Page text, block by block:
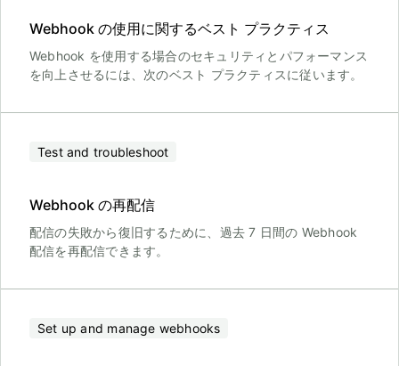
Webhook の使用に関するベスト プラクティス
Webhook を使用する場合のセキュリティとパフォーマンス
を向上させるには、次のベスト プラクティスに従います。
Test and troubleshoot
Webhook の再配信
配信の失敗から復旧するために、過去 7 日間の Webhook
配信を再配信できます。
Set up and manage webhooks